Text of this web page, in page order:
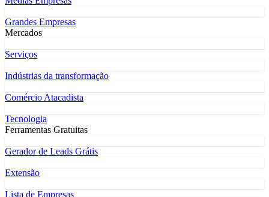
Grandes Empresas
Mercados
Serviços
Indústrias da transformação
Comércio Atacadista
Tecnologia
Ferramentas Gratuitas
Gerador de Leads Grátis
Extensão
Lista de Empresas